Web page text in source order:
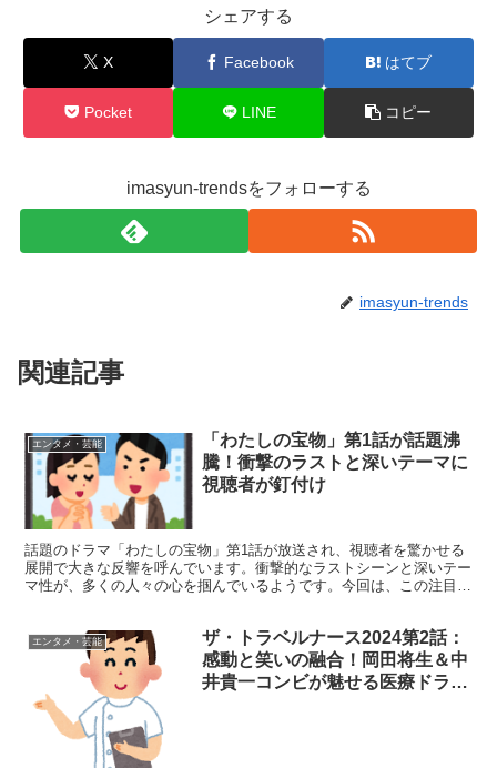
シェアする
X Facebook はてブ
Pocket LINE コピー
imasyun-trendsをフォローする
imasyun-trends
関連記事
エンタメ・芸能
「わたしの宝物」第1話が話題沸
騰！衝撃のラストと深いテーマに
視聴者が釘付け
話題のドラマ「わたしの宝物」第1話が放送され、視聴者を驚かせる
展開で大きな反響を呼んでいます。衝撃的なラストシーンと深いテー
マ性が、多くの人々の心を掴んでいるようです。今回は、この注目の
エンタメ・芸能
ザ・トラベルナース2024第2話：
感動と笑いの融合！岡田将生＆中
井貴一コンビが魅せる医療ドラマ